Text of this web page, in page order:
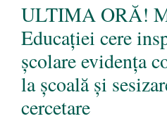
ULTIMA ORĂ!
Educației cere
școlare evidența
la școală și
cercetare